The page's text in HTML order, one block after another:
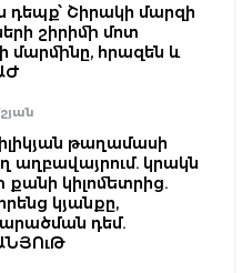
Շիրակի մարզի
շիրիմի մոտ
մարմինը, հրազեն և
թաղամասի
աղբավայրում. կրակն
քանի կիլոմետրից.
կյանքը,
դեմ.